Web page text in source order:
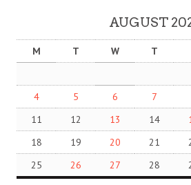
AUGUST
M T W T
4
5 6 7
11
12 13 14
18
19 20 21
25
26 27 28